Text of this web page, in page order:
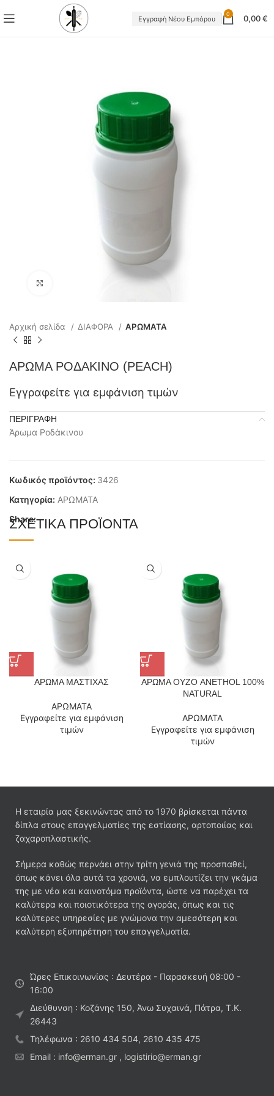
Εγγραφή Νέου Εμπόρου
0 0,00€
Αρχική σελίδα ΔΙΑΦΟΡΑ ΑΡΩΜΑΤΑ
ΑΡΩΜΑ ΡΟΔΑΚΙΝΟ (PEACH)
Εγγραφείτε για εμφάνιση τιμών
ΠΕΡΙΓΡΑΦΉ
Άρωμα Ροδάκινου
Κωδικός προϊόντος: 3426
Κατηγορία: ΑΡΩΜΑΤΑ
Share:
ΣΧΕΤΙΚΆ ΠΡΟΪΌΝΤΑ
ΑΡΩΜΑ ΜΑΣΤΙΧΑΣ
ΑΡΩΜΑΤΑ
Εγγραφείτε για εμφάνιση
τιμών
ΑΡΩΜΑ ΟΥΖΟ ANETHOL 100%
NATURAL
ΑΡΩΜΑΤΑ
Εγγραφείτε για εμφάνιση
τιμών
Η εταιρία μας ξεκινώντας από το 1970 βρίσκεται πάντα
δίπλα στους επαγγελματίες της εστίασης, αρτοποιίας και
ζαχαροπλαστικής.
Σήμερα καθώς περνάει στην τρίτη γενιά της προσπαθεί,
όπως κάνει όλα αυτά τα χρονιά, να εμπλουτίζει την γκάμα
της με νέα και καινοτόμα προϊόντα, ώστε να παρέχει τα
καλύτερα και ποιοτικότερα της αγοράς, όπως και τις
καλύτερες υπηρεσίες με γνώμονα την αμεσότερη και
καλύτερη εξυπηρέτηση του επαγγελματία.
Ώρες Επικοινωνίας : Δευτέρα - Παρασκευή 08:00 -
16:00
Διεύθυνση : Κοζάνης 150, Άνω Συχαινά, Πάτρα, Τ.Κ.
26443
Τηλέφωνα : 2610 434 504, 2610 435 475
Email : info@erman.gr , logistirio@erman.gr